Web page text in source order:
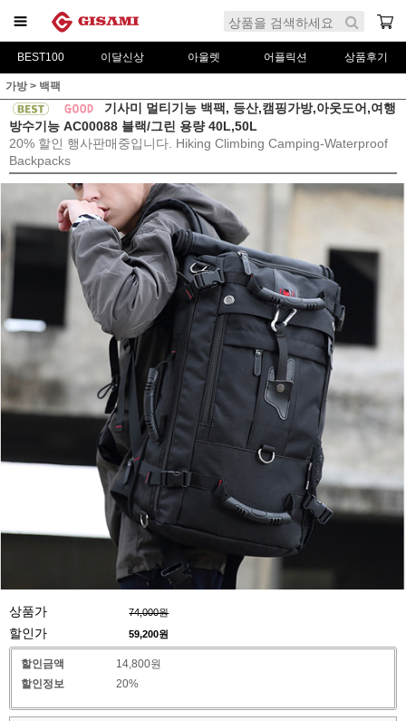
BEST100 이달신상 아울렛 어플릭션 상품후기
가방> 백팩
기사미 멀티기능 백팩, 등산,캠핑가방,아웃도어,여행
방수기능 AC00088 블랙/그린 용량 40L,50L
20% 할인 행사판매중입니다. Hiking Climbing Camping-Waterproof
Backpacks
상품가 74,000원
할인가 59,200원
할인금액
14,800원
할인정보
20%